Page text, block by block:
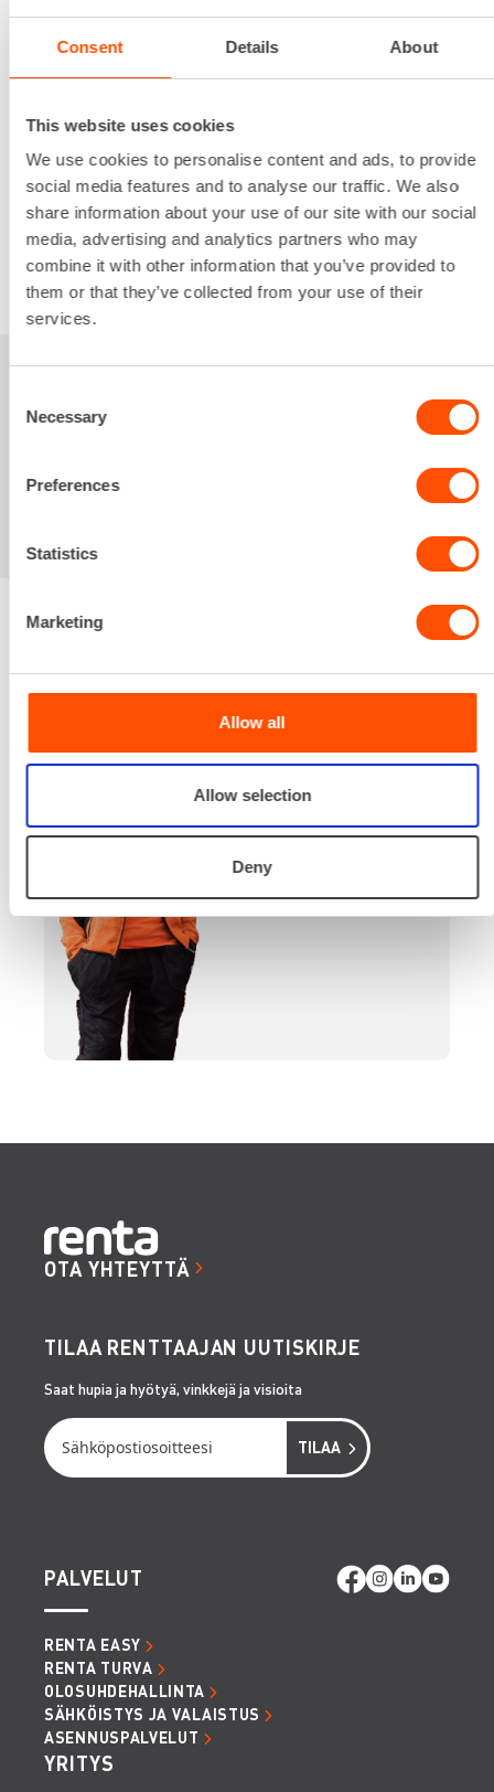
Consent Details About
This website uses cookies
We use cookies to personalise content and ads, to provide
social media features and to analyse our traffic. We also
share information about your use of our site with our social
media, advertising and analytics partners who may
combine it with other information that you’ve provided to
them or that they’ve collected from your use of their
services.
Selection
Necessary
Preferences
Statistics
Marketing
Allow all
Allow selection
Deny
300 kg
Paino
Ensimmäinen pv
Seuraavat pv ? 7,72 €/ pv
Kuukausi 132,30 €/ kk
Alv 0 %
VUOKRAA
Sinua saattaisi
Renta palvelee
Palvelemme koko
prosessin ajan laitteiden
päättymiseen.
OTA YHTEYTTÄ
TILAA RENTTAAJAN UUTISKIRJE
Saat hupia ja hyötyä, vinkkejä ja visioita
PALVELUT
RENTA EASY
RENTA TURVA
OLOSUHDEHALLINTA
SÄHKÖISTYS JA VALAISTUS
ASENNUSPALVELUT
YRITYS